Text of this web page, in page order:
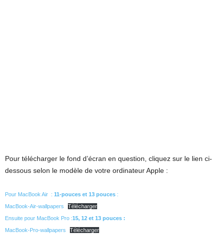
Pour télécharger le fond d’écran en question, cliquez sur le lien ci-
dessous selon le modèle de votre ordinateur Apple :
Pour MacBook Air : 11-pouces et 13 pouces :
MacBook-Air-wallpapers
Télécharger
Ensuite pour MacBook Pro :15, 12 et 13 pouces :
MacBook-Pro-wallpapers
Télécharger